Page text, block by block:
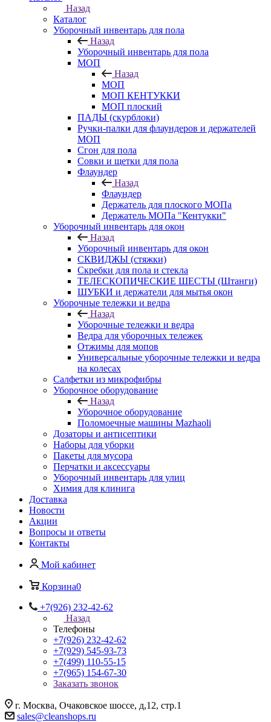
Назад
Каталог
Уборочный инвентарь для пола
Назад
Уборочный инвентарь для пола
МОП
Назад
МОП
МОП КЕНТУККИ
МОП плоский
ПАДЫ (скурблоки)
Ручки-палки для флаундеров и держателей
МОП
Сгон для пола
Совки и щетки для пола
Флаундер
Назад
Флаундер
Держатель для плоского МОПа
Держатель МОПа "Кентукки"
Уборочный инвентарь для окон
Назад
Уборочный инвентарь для окон
СКВИДЖЫ (стяжки)
Скребки для пола и стекла
ТЕЛЕСКОПИЧЕСКИЕ ШЕСТЫ (Штанги)
ШУБКИ и держатели для мытья окон
Уборочные тележки и ведра
Назад
Уборочные тележки и ведра
Ведра для уборочных тележек
Отжимы для мопов
Универсальные уборочные тележки и ведра
на колесах
Салфетки из микрофибры
Уборочное оборудование
Назад
Уборочное оборудование
Поломоечные машины Mazhaoli
Дозаторы и антисептики
Наборы для уборки
Пакеты для мусора
Перчатки и аксессуары
Уборочный инвентарь для улиц
Химия для клинига
Доставка
Новости
Акции
Вопросы и ответы
Контакты
Мой кабинет
Корзина0
+7(926) 232-42-62
Назад
Телефоны
+7(926) 232-42-62
+7(929) 545-93-73
+7(499) 110-55-15
+7(965) 154-67-30
Заказать звонок
г. Москва, Очаковское шоссе, д,12, стр.1
sales@cleanshops.ru